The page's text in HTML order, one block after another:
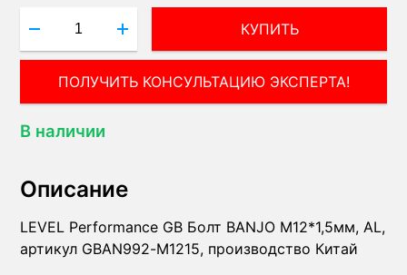
КУПИТЬ
ПОЛУЧИТЬ КОНСУЛЬТАЦИЮ ЭКСПЕРТА!
В наличии
Описание
LEVEL Performance GB Болт BANJO М12*1,5мм, AL,
артикул GBAN992-M1215, производство Китай